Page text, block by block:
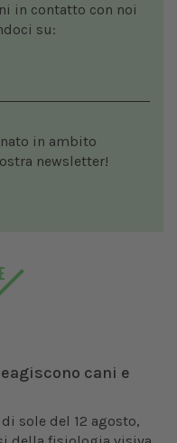
in contatto con noi
su:
in ambito
newsletter!
cani e
sole del 12 agosto,